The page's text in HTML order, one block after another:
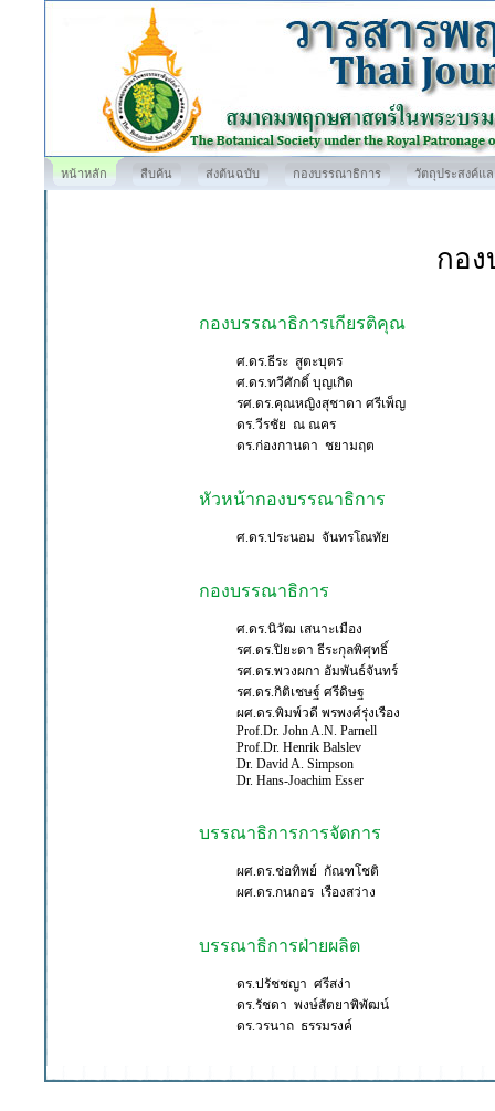
หน้าหลัก สืบค้น ส่งต้นฉบับ กองบรรณาธิการ วัตถุประสงค์แ
กอ
กองบรรณาธิการเกียรติคุณ
ศ.ดร.ธีระ สูตะบุตร
ศ.ดร.ทวีศักดิ์ บุญเกิด
รศ.ดร.คุณหญิงสุชาดา ศรีเพ็ญ
ดร.วีรชัย ณ ณคร
ดร.ก่องกานดา ชยามฤต
หัวหน้ากองบรรณาธิการ
ศ.ดร.ประนอม จันทรโณทัย
กองบรรณาธิการ
ศ.ดร.นิวัฒ เสนาะเมือง
รศ.ดร.ปิยะดา ธีระกุลพิศุทธิ์
รศ.ดร.พวงผกา อัมพันธ์จันทร์
รศ.ดร.กิติเชษฐ์ ศรีดิษฐ
ผศ.ดร.พิมพ์วดี พรพงศ์รุ่งเรือง
Prof.Dr. John A.N. Parnell
Prof.Dr. Henrik Balslev
Dr. David A. Simpson
Dr. Hans-Joachim Esser
บรรณาธิการการจัดการ
ผศ.ดร.ช่อทิพย์ กัณฑโชติ
ผศ.ดร.กนกอร เรืองสว่าง
บรรณาธิการฝ่ายผลิต
ดร.ปรัชชญา ศรีสง่า
ดร.รัชดา พงษ์สัตยาพิพัฒน์
ดร.วรนาถ ธรรมรงค์